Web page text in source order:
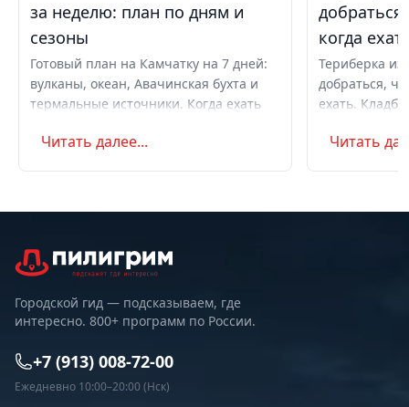
за неделю: план по дням и
сезоны
Готовый план на Камчатку на 7 дней:
вулканы, океан, Авачинская бухта и
термальные источники. Когда ехать
самостоятельно или с туром.
Читать далее...
когда
Териберка
добраться,
ехать.
Маршрут на
Читать
Городской гид — подсказываем, где
интересно. 800+ программ по России.
+7 (913) 008-72-00
Ежедневно 10:00–20:00 (Нск)